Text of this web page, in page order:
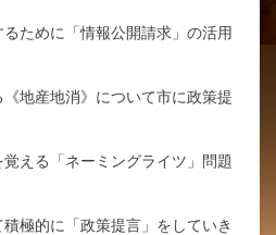
ために「情報公開請求」の活用
《地産地消》について市に政策提
える「ネーミングライツ」問題
極的に「政策提言」をしていき